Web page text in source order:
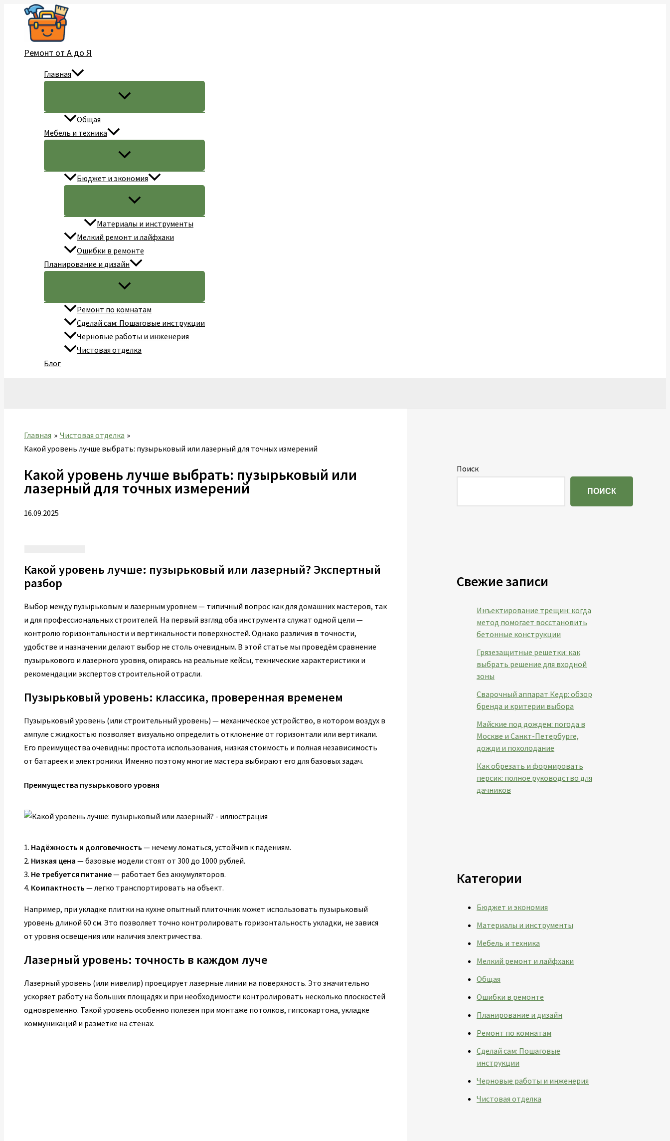
Перейти
содержимому
Ремонт от А до Я
Главная
Общая
Мебель и техника
Бюджет и экономия
Материалы и инструменты
Мелкий ремонт и лайфхаки
Ошибки в ремонте
Планирование и дизайн
Ремонт по комнатам
Сделай сам: Пошаговые инструкции
Черновые работы и инженерия
Чистовая отделка
Блог
Главная
Чистовая отделка
Какой уровень лучше выбрать: пузырьковый или лазерный для точных измерений
Какой уровень лучше выбрать: пузырьковый или
лазерный для точных измерений
16.09.2025
Какой уровень лучше: пузырьковый или лазерный? Экспертный
разбор
Выбор между пузырьковым и лазерным уровнем — типичный вопрос как для домашних мастеров, так
и для профессиональных строителей. На первый взгляд оба инструмента служат одной цели —
контролю горизонтальности и вертикальности поверхностей. Однако различия в точности,
удобстве и назначении делают выбор не столь очевидным. В этой статье мы проведём сравнение
пузырькового и лазерного уровня, опираясь на реальные кейсы, технические характеристики и
рекомендации экспертов строительной отрасли.
Пузырьковый уровень: классика, проверенная временем
Пузырьковый уровень (или строительный уровень) — механическое устройство, в котором воздух в
ампуле с жидкостью позволяет визуально определить отклонение от горизонтали или вертикали.
Его преимущества очевидны: простота использования, низкая стоимость и полная независимость
от батареек и электроники. Именно поэтому многие мастера выбирают его для базовых задач.
Преимущества пузырькового уровня
1. Надёжность и долговечность — нечему ломаться, устойчив к падениям.
2. Низкая цена — базовые модели стоят от 300 до 1000 рублей.
3. Не требуется питание— работает без аккумуляторов.
4. Компактность — легко транспортировать на объект.
Например, при укладке плитки на кухне опытный плиточник может использовать пузырьковый
уровень длиной 60 см. Это позволяет точно контролировать горизонтальность укладки, не завися
от уровня освещения или наличия электричества.
Лазерный уровень: точность в каждом луче
Лазерный уровень (или нивелир) проецирует лазерные линии на поверхность. Это значительно
ускоряет работу на больших площадях и при необходимости контролировать несколько плоскостей
одновременно. Такой уровень особенно полезен при монтаже потолков, гипсокартона, укладке
коммуникаций и разметке на стенах.
Поиск
ПОИСК
Свежие записи
Инъектирование трещин: когда
метод помогает восстановить
бетонные конструкции
Грязезащитные решетки: как
выбрать решение для входной
зоны
Сварочный аппарат Кедр: обзор
бренда и критерии выбора
Майские под дождем: погода в
Москве и Санкт-Петербурге,
дожди и похолодание
Как обрезать и формировать
персик: полное руководство для
дачников
Категории
Бюджет и экономия
Материалы и инструменты
Мебель и техника
Мелкий ремонт и лайфхаки
Общая
Ошибки в ремонте
Планирование и дизайн
Ремонт по комнатам
Сделай сам: Пошаговые
инструкции
Черновые работы и инженерия
Чистовая отделка